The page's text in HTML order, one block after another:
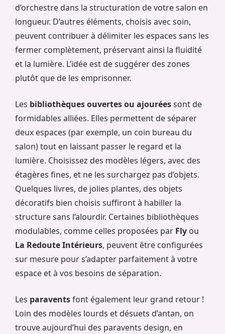
d’orchestre dans la structuration de votre salon en
longueur. D’autres éléments, choisis avec soin,
peuvent contribuer à délimiter les espaces sans les
fermer complètement, préservant ainsi la fluidité
et la lumière. L’idée est de suggérer des zones
plutôt que de les emprisonner.
Les bibliothèques ouvertes ou ajouréessont de
formidables alliées. Elles permettent de séparer
deux espaces (par exemple, un coin bureau du
salon) tout en laissant passer le regard et la
lumière. Choisissez des modèles légers, avec des
étagères fines, et ne les surchargez pas d’objets.
Quelques livres, de jolies plantes, des objets
décoratifs bien choisis suffiront à habiller la
structure sans l’alourdir. Certaines bibliothèques
modulables, comme celles proposées par Fly ou
La Redoute Intérieurs, peuvent être configurées
sur mesure pour s’adapter parfaitement à votre
espace et à vos besoins de séparation.
Les paraventsfont également leur grand retour !
Loin des modèles lourds et désuets d’antan, on
trouve aujourd’hui des paravents design, en